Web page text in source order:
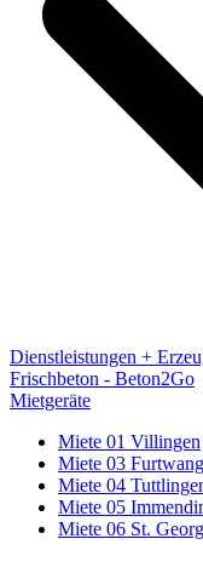
Dienstleistungen +
Frischbeton - Beton2Go
Mietgeräte
Miete 01 Villingen
Miete 03
Miete 04
Miete 05
Miete 06 St.